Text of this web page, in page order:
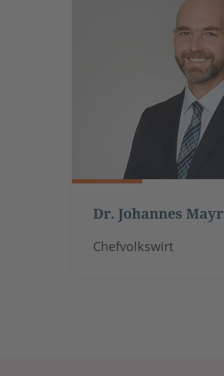
Dr. Johannes Mayr
Chefvolkswirt